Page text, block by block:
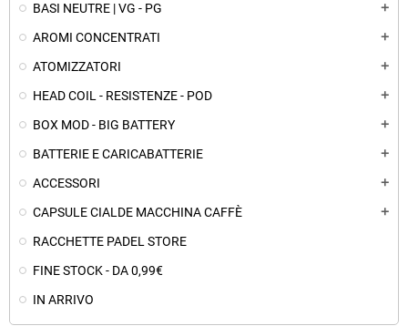
BASI NEUTRE | VG - PG add
AROMI CONCENTRATI add
ATOMIZZATORI add
HEAD COIL - RESISTENZE - POD add
BOX MOD - BIG BATTERY add
BATTERIE E CARICABATTERIE add
ACCESSORI add
CAPSULE CIALDE MACCHINA CAFFÈ add
RACCHETTE PADEL STORE
FINE STOCK - DA 0,99€
IN ARRIVO